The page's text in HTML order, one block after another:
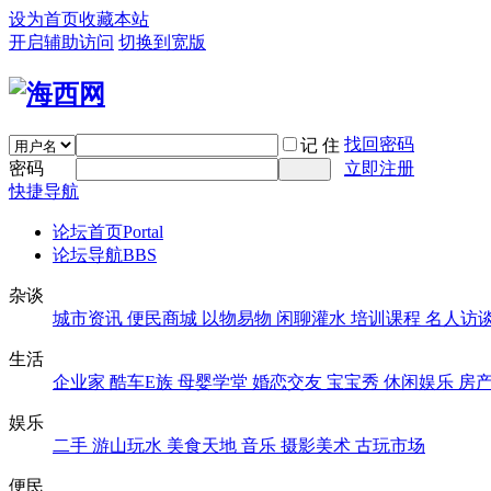
设为首页收藏本站
开启辅助访问 切换到宽版
记 住 找回密码
密码
立即注册
快捷导航
论坛首页Portal
论坛导航BBS
杂谈
城市资讯 便民商城 以物易物 闲聊灌水 培训课程 名人访
生活
企业家 酷车E族 母婴学堂 婚恋交友 宝宝秀 休闲娱乐 房
娱乐
二手 游山玩水 美食天地 音乐 摄影美术 古玩市场
便民